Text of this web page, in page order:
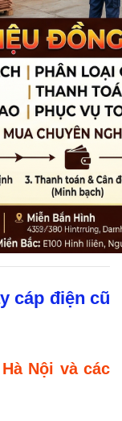
cáp điện cũ
Nội và các